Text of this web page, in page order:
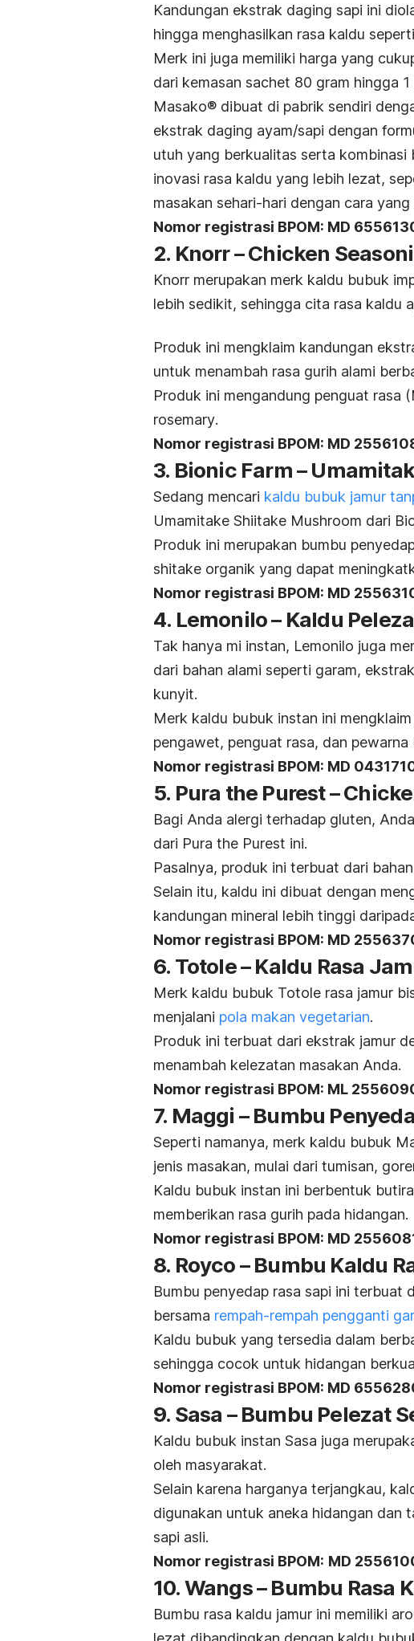
Kandungan ekstrak daging sapi ini
hingga menghasilkan rasa kaldu
Merk ini juga memiliki harga yang
dari kemasan sachet 80 gram hingga 1
Masako® dibuat di pabrik sendiri
ekstrak daging ayam/sapi dengan
utuh yang berkualitas serta kombinasi
inovasi rasa kaldu yang lebih lezat,
masakan sehari-hari dengan cara
Nomor registrasi BPOM: MD
2. Knorr – Chicken
Knorr merupakan merk kaldu bubuk
lebih sedikit, sehingga cita rasa kaldu
Produk ini mengklaim kandungan
untuk menambah rasa gurih alami
Produk ini mengandung penguat rasa
rosemary.
Nomor registrasi BPOM: MD
3. Bionic Farm –
Sedang mencari kaldu bubuk jamur
Umamitake Shiitake Mushroom dari
Produk ini merupakan bumbu
shitake organik yang dapat
Nomor registrasi BPOM: MD
4. Lemonilo – Kaldu
Tak hanya mi instan, Lemonilo juga
dari bahan alami seperti garam,
kunyit.
Merk kaldu bubuk instan ini
pengawet, penguat rasa, dan pewarna
Nomor registrasi BPOM: MD
5. Pura the Purest –
Bagi Anda alergi terhadap gluten,
dari Pura the Purest ini.
Pasalnya, produk ini terbuat dari
Selain itu, kaldu ini dibuat dengan
kandungan mineral lebih tinggi
Nomor registrasi BPOM: MD
6. Totole – Kaldu Rasa
Merk kaldu bubuk Totole rasa jamur
menjalani pola makan vegetarian.
Produk ini terbuat dari ekstrak jamur
menambah kelezatan masakan Anda.
Nomor registrasi BPOM: ML
7. Maggi – Bumbu
Seperti namanya, merk kaldu bubuk
jenis masakan, mulai dari tumisan,
Kaldu bubuk instan ini berbentuk
memberikan rasa gurih pada hidangan.
Nomor registrasi BPOM: MD
8. Royco – Bumbu Kaldu
Bumbu penyedap rasa sapi ini terbuat
bersama rempah-rempah pengganti
Kaldu bubuk yang tersedia dalam
sehingga cocok untuk hidangan
Nomor registrasi BPOM: MD
9. Sasa – Bumbu Pelezat
Kaldu bubuk instan Sasa juga
oleh masyarakat.
Selain karena harganya terjangkau,
digunakan untuk aneka hidangan dan
sapi asli.
Nomor registrasi BPOM: MD
10. Wangs – Bumbu Rasa
Bumbu rasa kaldu jamur ini memiliki